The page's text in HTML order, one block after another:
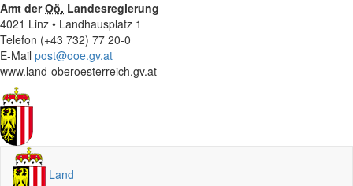
Amt derOö. Landesregierung
4021 Linz • Landhausplatz 1
Telefon (+43 732) 77 20-0
E-Mail post@ooe.gv.at
www.land-oberoesterreich.gv.at
Land